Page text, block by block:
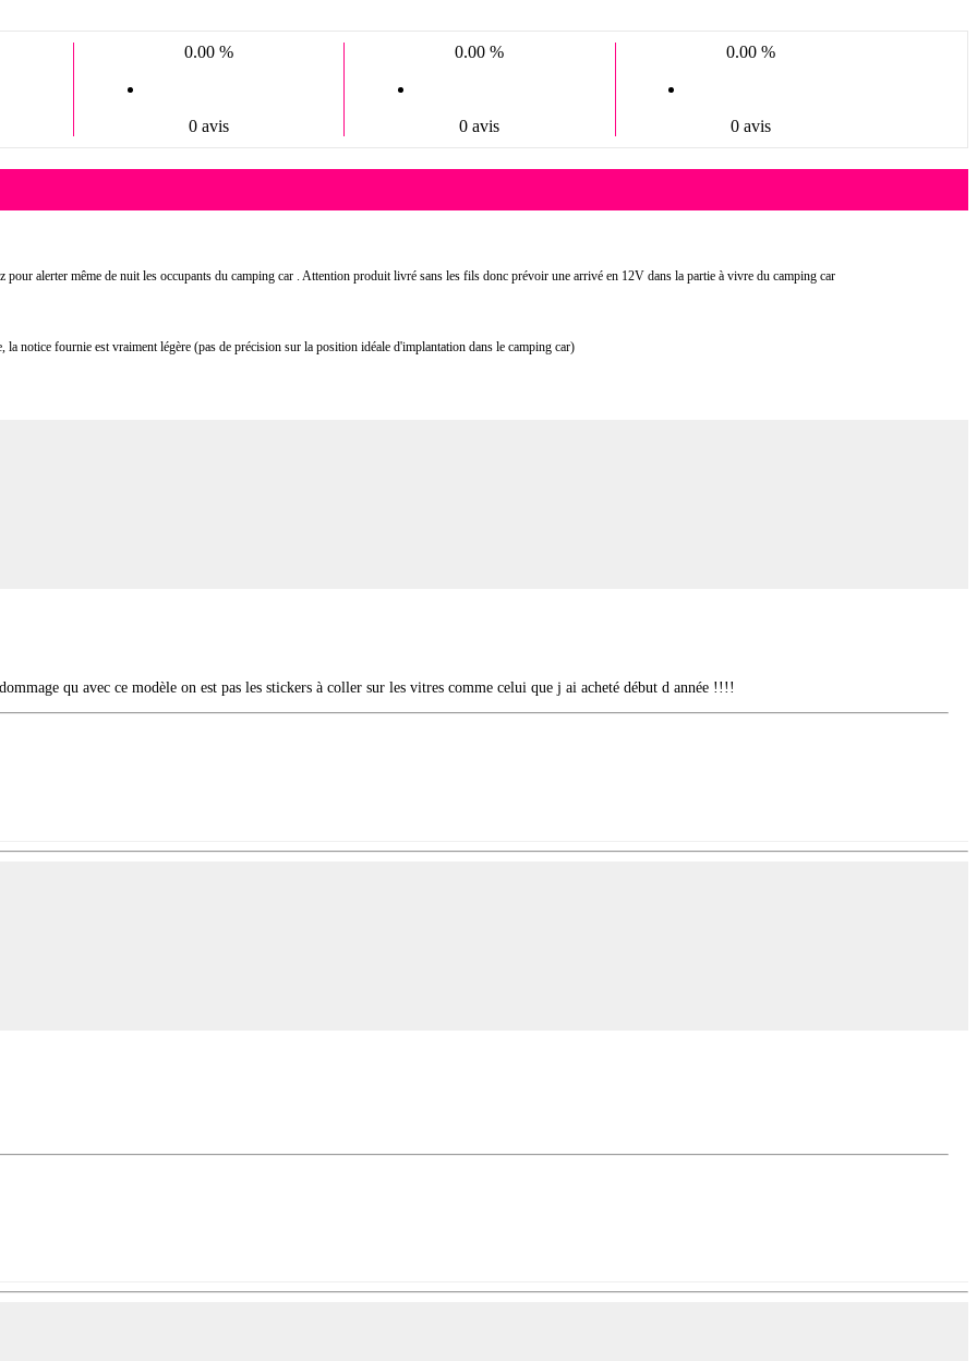
0.00 %
0 avis
0.00 %
0 avis
0.00 %
0 avis
alerter même de nuit les occupants du camping car . Attention produit livré sans les fils donc prévoir une arrivé en 12V dans la partie à vivre du camping car
notice fournie est vraiment légère (pas de précision sur la position idéale d'implantation dans le camping car)
qu avec ce modèle on est pas les stickers à coller sur les vitres comme celui que j ai acheté début d année !!!!